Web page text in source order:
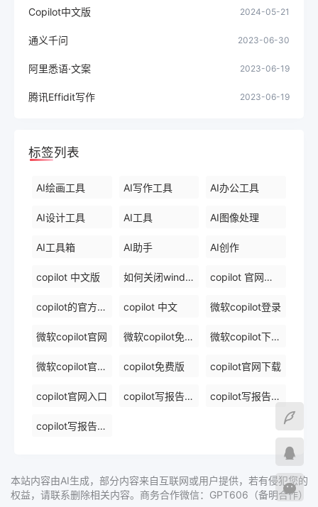
Copilot中文版 2024-05-21
通义千问 2023-06-30
阿里悉语·文案 2023-06-19
腾讯Effidit写作 2023-06-19
标签列表
AI绘画工具 AI写作工具 AI办公工具
AI设计工具 AI工具 AI图像处理
AI工具箱 AI助手 AI创作
copilot 中文版 如何关闭windows 中的 copilot copilot 官网下载
copilot的官方网站 copilot 中文 微软copilot登录
微软copilot官网 微软copilot免费在线 微软copilot下载官网
微软copilot官网免费在线 copilot免费版 copilot官网下载
copilot官网入口 copilot写报告镜像 copilot写报告免费软件排名
copilot写报告免费在线
本站内容由AI生成，部分内容来自互联网或用户提供，若有侵犯您的
权益，请联系删除相关内容。商务合作微信：GPT606（备明合作）